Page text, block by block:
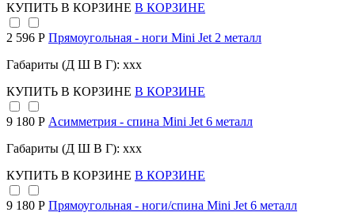
КУПИТЬ В КОРЗИНЕ В КОРЗИНЕ
2 596 Р Прямоугольная - ноги Mini Jet 2 металл
Габариты (Д Ш В Г): xxx
КУПИТЬ В КОРЗИНЕ В КОРЗИНЕ
9 180 Р Асимметрия - спина Mini Jet 6 металл
Габариты (Д Ш В Г): xxx
КУПИТЬ В КОРЗИНЕ В КОРЗИНЕ
9 180 Р Прямоугольная - ноги/спина Mini Jet 6 металл